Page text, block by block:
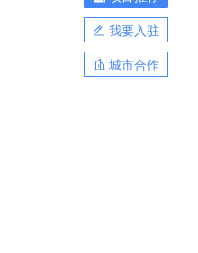
我要入驻
城市合作